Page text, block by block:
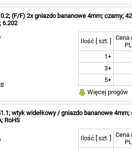
101,5mm [ 2 ]
103mm [ 5 ]
106mm [ 2 ]
123mm [ 4 ]
129,5mm [ 2 ]
132,5mm [ 1 ]
136mm [ 2 ]
155mm [ 2 ]
157,5mm [ 1 ]
158mm [ 2 ]
159mm [ 2 ]
165mm [ 4 ]
184mm [ 2 ]
0,3m [ 1 ]
(F/F) 2x gniazdo bananowe 4mm; czarny;
6.202
Ilość [ szt. ]
Cena
1+
3+
5+
Więcej progów
wtyk widełkowy / gniazdo bananowe 4mm;
RoHS
Ilość [ szt. ]
Cena